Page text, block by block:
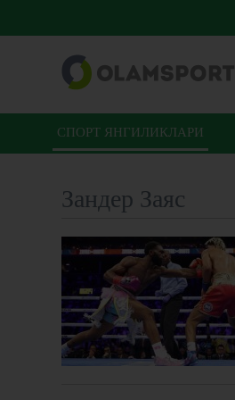
СПОРТ ЯНГИЛИКЛАРИ
Зандер Заяс